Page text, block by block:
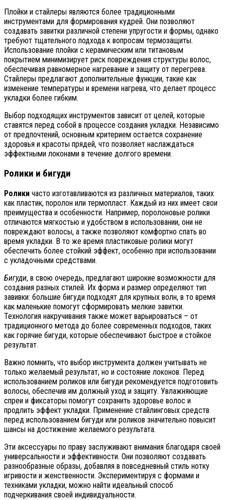
Плойки и стайлеры являются более традиционными
инструментами для формирования кудрей. Они позволяют
создавать завитки различной степени упругости и формы, однако
требуют тщательного подхода к вопросам термозащиты.
Использование плойки с керамическим или титановым
покрытием минимизирует риск повреждения структуры волос,
обеспечивая равномерное нагревание и защиту от перегрева.
Стайлеры предлагают дополнительные функции, такие как
изменение температуры и времени нагрева, что делает процесс
укладки более гибким.
Выбор подходящих инструментов зависит от целей, которые
ставятся перед собой в процессе создания укладки. Независимо
от предпочтений, основным критерием остается сохранение
здоровья и красоты прядей, что позволяет наслаждаться
эффектными локонами в течение долгого времени.
Ролики и бигуди
Ролики часто изготавливаются из различных материалов, таких
как пластик, поролон или термопласт. Каждый из них имеет свои
преимущества и особенности. Например, поролоновые ролики
отличаются мягкостью и удобством в использовании, они не
повреждают волосы, а также позволяют комфортно спать во
время укладки. В то же время пластиковые ролики могут
обеспечить более стойкий эффект, особенно при использовании
с укладочными средствами.
Бигуди, в свою очередь, предлагают широкие возможности для
создания разных стилей. Их форма и размер определяют тип
завивки: большие бигуди подходят для крупных волн, в то время
как маленькие помогут сформировать мелкие завитки.
Технология накручивания также может варьироваться – от
традиционного метода до более современных подходов, таких
как горячие бигуди, которые обеспечивают быстрое и стойкое
результат.
Важно помнить, что выбор инструмента должен учитывать не
только желаемый результат, но и состояние локонов. Перед
использованием роликов или бигуди рекомендуется подготовить
волосы, обеспечив им должный уход и защиту. Увлажняющие
спреи и фиксаторы помогут сохранить здоровье волос и
продлить эффект укладки. Применение стайлинговых средств
перед использованием бигуди или роликов значительно повысит
шансы на достижение желаемого результата.
Эти аксессуары по праву заслуживают внимания благодаря своей
универсальности и эффективности. Они позволяют создавать
разнообразные образы, добавляя в повседневный стиль нотку
игривости и женственности. Экспериментируя с формами и
техниками укладки, можно найти идеальный способ
подчеркивания своей индивидуальности.